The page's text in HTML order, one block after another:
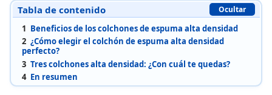
Tabla de contenido Ocultar
1 Beneficios de los colchones de espuma alta densidad
2 ¿Cómo elegir el colchón de espuma alta densidad
perfecto?
3 Tres colchones alta densidad: ¿Con cuál te quedas?
4 En resumen